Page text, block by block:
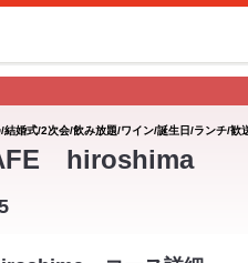
結婚式/2次会/飲み放題/ワイン/誕生日/ランチ/歓
hiroshima